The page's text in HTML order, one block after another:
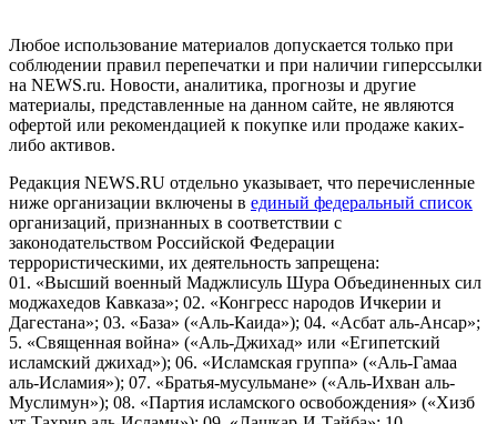
Любое использование материалов допускается только при
соблюдении правил перепечатки и при наличии гиперссылки
на NEWS.ru. Новости, аналитика, прогнозы и другие
материалы, представленные на данном сайте, не являются
офертой или рекомендацией к покупке или продаже каких-
либо активов.
Редакция NEWS.RU отдельно указывает, что перечисленные
ниже организации включены в единый федеральный список
организаций, признанных в соответствии с
законодательством Российской Федерации
террористическими, их деятельность запрещена:
01. «Высший военный Маджлисуль Шура Объединенных сил
моджахедов Кавказа»; 02. «Конгресс народов Ичкерии и
Дагестана»; 03. «База» («Аль-Каида»); 04. «Асбат аль-Ансар»;
5. «Священная война» («Аль-Джихад» или «Египетский
исламский джихад»); 06. «Исламская группа» («Аль-Гамаа
аль-Исламия»); 07. «Братья-мусульмане» («Аль-Ихван аль-
Муслимун»); 08. «Партия исламского освобождения» («Хизб